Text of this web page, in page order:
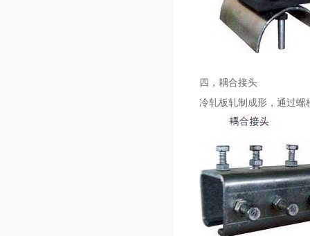
四，耦合接头
冷轧板轧制成形，通过螺